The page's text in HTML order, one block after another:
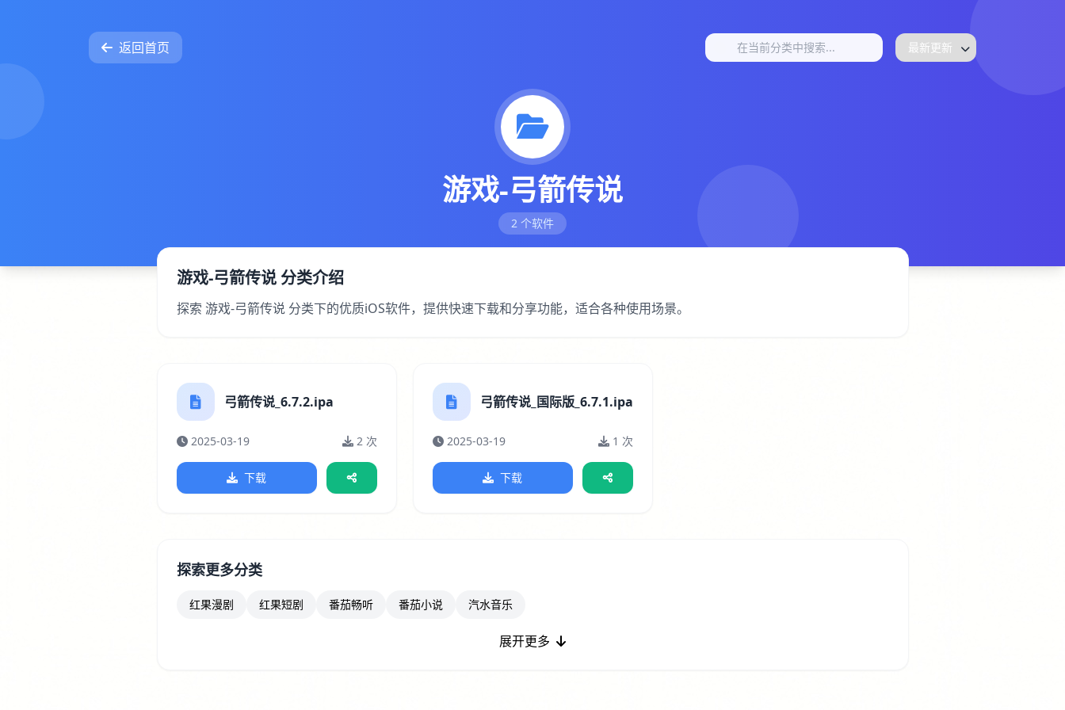
返回首页
游戏-弓箭传说
2 个软件
游戏-弓箭传说 分类介绍
探索 游戏-弓箭传说 分类下的优质iOS软件，提供快速下载和分享功能，适合各种使用场景。
弓箭传说_6.7.2.ipa
2025-03-19 2 次
下载
弓箭传说_国际版_6.7.1.ipa
2025-03-19 1 次
下载
探索更多分类
红果漫剧 红果短剧 番茄畅听 番茄小说 汽水音乐
展开更多